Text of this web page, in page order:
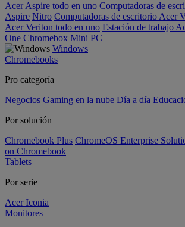
Acer Aspire todo en uno Computadoras de
Aspire Nitro Computadoras de escritorio Acer
Acer Veriton todo en uno Estación de trabajo
One Chromebox Mini PC
Windows
Chromebooks
Pro categoría
Negocios Gaming en la nube Día a día
Por solución
Chromebook Plus ChromeOS Enterprise
on Chromebook
Tablets
Por serie
Acer Iconia
Monitores